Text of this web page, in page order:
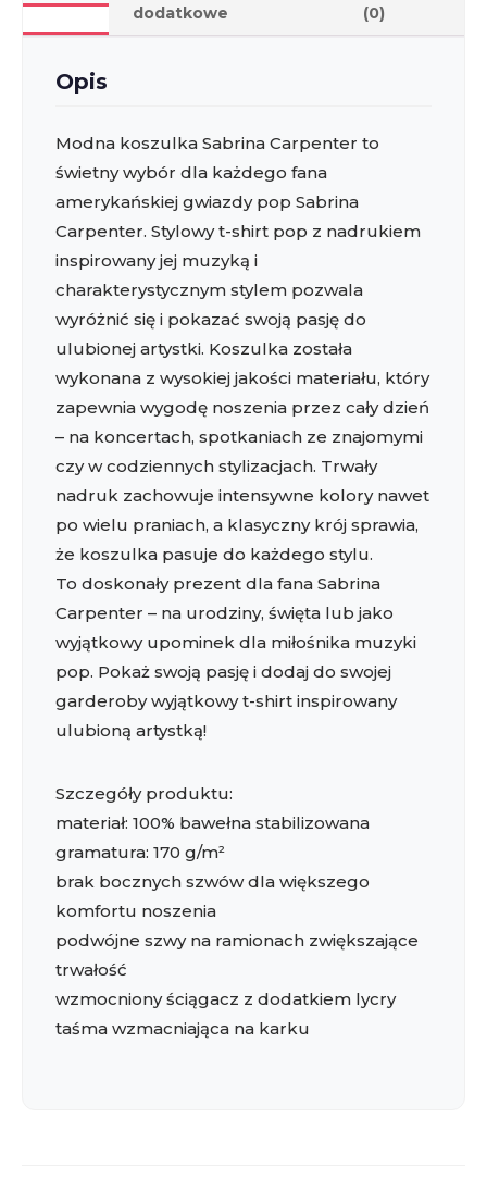
dodatkowe
(0)
Opis
Modna koszulka Sabrina Carpenter to
świetny wybór dla każdego fana
amerykańskiej gwiazdy pop Sabrina
Carpenter. Stylowy t-shirt pop z nadrukiem
inspirowany jej muzyką i
charakterystycznym stylem pozwala
wyróżnić się i pokazać swoją pasję do
ulubionej artystki. Koszulka została
wykonana z wysokiej jakości materiału, który
zapewnia wygodę noszenia przez cały dzień
– na koncertach, spotkaniach ze znajomymi
czy w codziennych stylizacjach. Trwały
nadruk zachowuje intensywne kolory nawet
po wielu praniach, a klasyczny krój sprawia,
że koszulka pasuje do każdego stylu.
To doskonały prezent dla fana Sabrina
Carpenter – na urodziny, święta lub jako
wyjątkowy upominek dla miłośnika muzyki
pop. Pokaż swoją pasję i dodaj do swojej
garderoby wyjątkowy t-shirt inspirowany
ulubioną artystką!
Szczegóły produktu:
materiał: 100% bawełna stabilizowana
gramatura: 170 g/m²
brak bocznych szwów dla większego
komfortu noszenia
podwójne szwy na ramionach zwiększające
trwałość
wzmocniony ściągacz z dodatkiem lycry
taśma wzmacniająca na karku